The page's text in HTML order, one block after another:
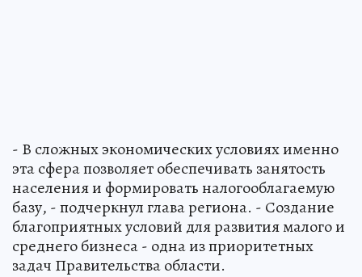
- В сложных экономических условиях именно
эта сфера позволяет обеспечивать занятость
населения и формировать налогооблагаемую
базу, - подчеркнул глава региона. - Создание
благоприятных условий для развития малого и
среднего бизнеса - одна из приоритетных
задач Правительства области.